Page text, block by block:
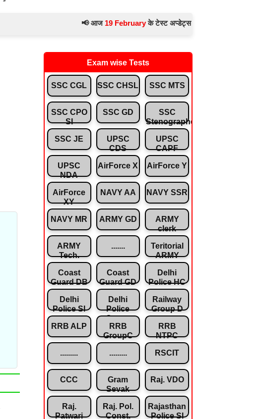
19 Februaryके टेस्ट अप्डेट्स 👉 ◆करंट अफेयर्स (Current
Exam wise Tests
SSC CGL SSC CHSL SSC MTS
SSC CPO
SI
SSC GD
SSC
Stenographer
SSC JE
UPSC
CDS
UPSC
CAPF
UPSC
NDA
AirForce X AirForce Y
AirForce
XY
NAVY AA NAVY SSR
NAVY MR ARMY GD
ARMY
clerk
ARMY
Tech.
.......
Teritorial
ARMY
Coast
Guard DB
Coast
Guard GD
Delhi
Police HC
Delhi
Police SI
Delhi
Police
Const.
Railway
Group D
RRB ALP
RRB
GroupC
RRB
NTPC
......... ......... RSCIT
CCC
Gram
Sevak
Raj. VDO
Raj.
Patwari
Raj. Pol.
Const.
Rajasthan
Police SI